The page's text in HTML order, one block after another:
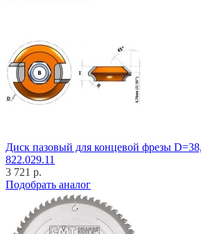
Диск пазовый для концевой фрезы
822.029.11
3 721 р.
Подобрать аналог